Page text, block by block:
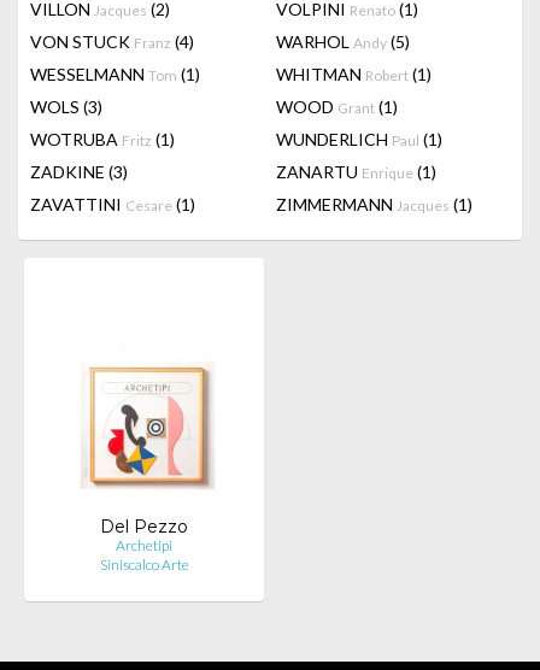
VILLON Jacques (2) VOLPINI Renato (1)
VON STUCK Franz (4) WARHOL Andy (5)
WESSELMANN Tom (1) WHITMAN Robert (1)
WOLS (3) WOOD Grant (1)
WOTRUBA Fritz (1) WUNDERLICH Paul (1)
ZADKINE (3) ZANARTU Enrique (1)
ZAVATTINI Cesare (1) ZIMMERMANN Jacques (1)
Del Pezzo
Archetipi
Siniscalco Arte